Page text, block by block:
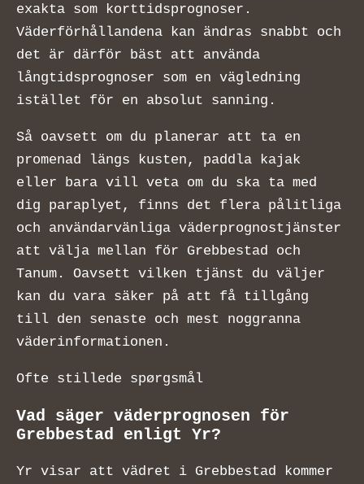
exakta som korttidsprognoser.
Väderförhållandena kan ändras snabbt och
det är därför bäst att använda
långtidsprognoser som en vägledning
istället för en absolut sanning.
Så oavsett om du planerar att ta en
promenad längs kusten, paddla kajak
eller bara vill veta om du ska ta med
dig paraplyet, finns det flera pålitliga
och användarvänliga väderprognostjänster
att välja mellan för Grebbestad och
Tanum. Oavsett vilken tjänst du väljer
kan du vara säker på att få tillgång
till den senaste och mest noggranna
väderinformationen.
Ofte stillede spørgsmål
Vad säger väderprognosen för
Grebbestad enligt Yr?
Yr visar att vädret i Grebbestad kommer